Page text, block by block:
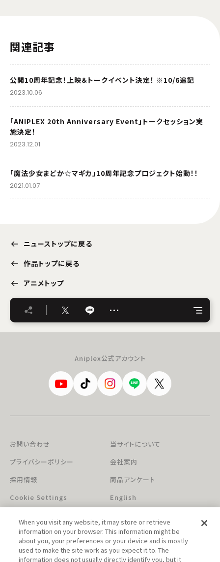
関連記事
公開10周年記念！上映＆トークイベント決定！ ※10/6追記
2023.10.06
「ANIPLEX 20th Anniversary Event」トークセッション実
施決定！
2023.12.01
「魔法少女まどか☆マギカ」10周年記念プロジェクト始動！！
2021.01.07
ニューストップに戻る
作品トップに戻る
アニメトップ
…
Aniplex公式アカウント
お問い合わせ
当サイトについて
プライバシーポリシー
会社案内
採用情報
商品アンケート
Cookie Settings
English
When you visit any website, it may store or retrieve
information on your browser. This information might be
about you, your preferences or your device and is mostly
used to make the site work as you expect it to. The
information does not usually directly identify you, but it